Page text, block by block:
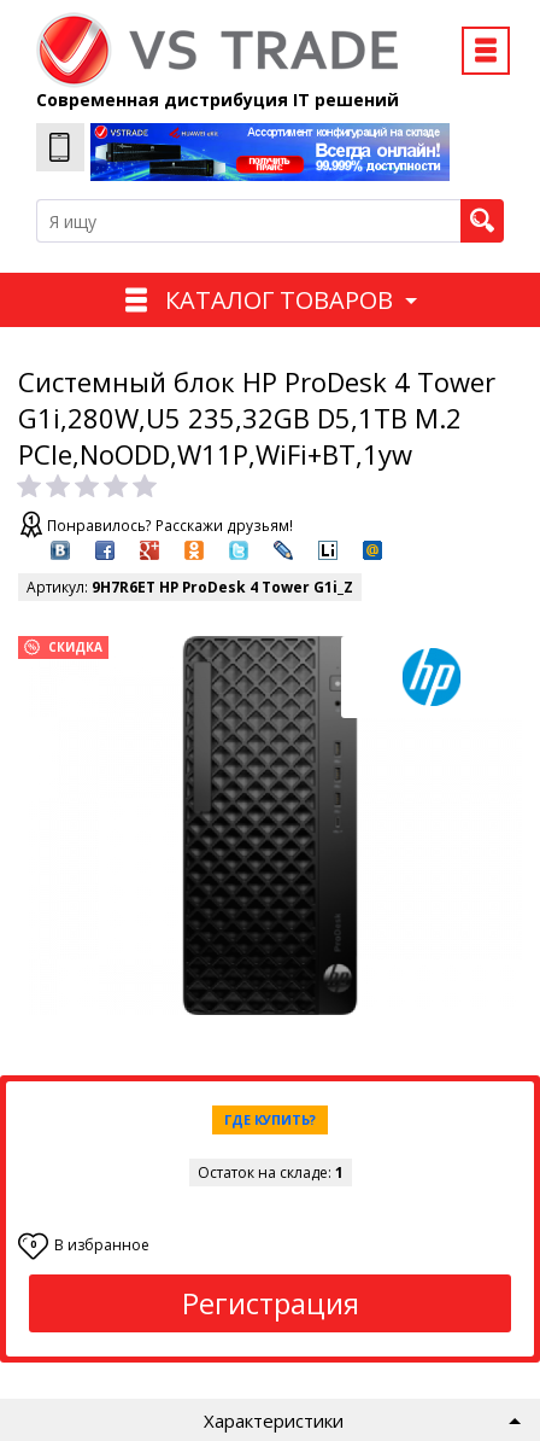
Современная дистрибуция IT решений
КАТАЛОГ ТОВАРОВ
Системный блок HP ProDesk 4 Tower
G1i,280W,U5 235,32GB D5,1TB M.2
PCIe,NoODD,W11P,WiFi+BT,1yw
Понравилось? Расскажи друзьям!
Артикул: 9H7R6ET HP ProDesk 4 Tower G1i_Z
СКИДКА
ГДЕ КУПИТЬ?
Остаток на складе: 1
0 В избранное
Регистрация
Характеристики